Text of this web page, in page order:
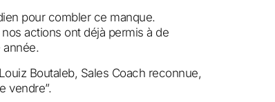
pour combler ce manque.
actions ont déjà permis à de
année.
Boutaleb, Sales Coach reconnue,
vendre”.